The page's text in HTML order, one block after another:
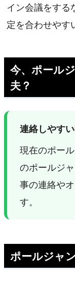
イン会議をする
定を合わせやす
今、ポール
夫？
連絡しやす
現在のポー
のポールジ
事の連絡や
す。
ポールジャ